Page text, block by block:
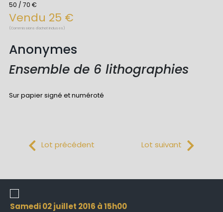
50 / 70 €
Vendu 25 €
(Commissions d'achat incluses)
Anonymes
Ensemble de 6 lithographies
Sur papier signé et numéroté
Lot précédent Lot suivant
samedi 02 juillet 2016 à 15h00